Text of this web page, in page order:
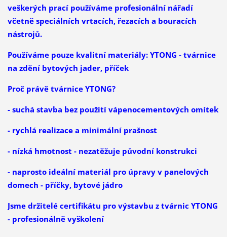
veškerých prací používáme profesionální nářadí
včetně speciálních vrtacích, řezacích a bouracích
nástrojů.
Používáme pouze kvalitní materiály: YTONG - tvárnice
na zdění bytových jader, příček
Proč právě tvárnice YTONG?
- suchá stavba bez použití vápenocementových omítek
- rychlá realizace a minimální prašnost
- nízká hmotnost - nezatěžuje původní konstrukci
- naprosto ideální materiál pro úpravy v panelových
domech - příčky, bytové jádro
Jsme držitelé certifikátu pro výstavbu z tvárnic YTONG
- profesionálně vyškolení